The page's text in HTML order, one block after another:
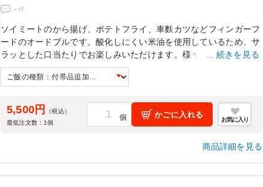
- 件
ソイミートのから揚げ、ポテトフライ、車麩カツなどフィンガーフ
ードのオードブルです。酸化しにくい米油を使用しているため、サ
ラッとした口当たりでお楽しみいただけます。様々なシーンでご利
用いただけます。
※取皿/紙おしぼり/楊枝の追加は「ご飯の種類」プルダウンよりお
選びください。
続きを見る
5,500円
（税込）
最低注文数： 1個
かごに入れる
お気に入り
商品詳細を見る